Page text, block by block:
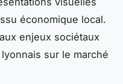
économique local.
enjeux sociétaux
sur le marché